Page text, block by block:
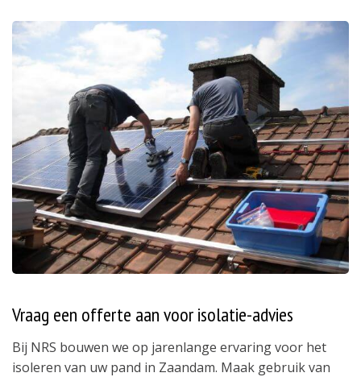
Vraag een offerte aan voor isolatie-advies
Bij NRS bouwen we op jarenlange ervaring voor het
isoleren van uw pand in Zaandam. Maak gebruik van